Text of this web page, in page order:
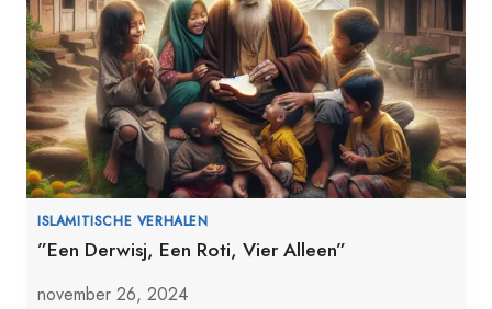
ISLAMITISCHE VERHALEN
”Een Derwisj, Een Roti, Vier Alleen”
november 26, 2024